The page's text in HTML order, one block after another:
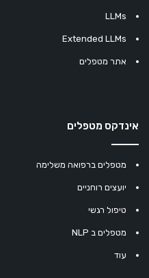
LLMs
Extended LLMs
אתר מטפלים
אינדקס מטפלים
מטפלים ברפואה משלימה
יועצים רוחניים
טיפול רגשי
מטפלים ב NLP
עוד